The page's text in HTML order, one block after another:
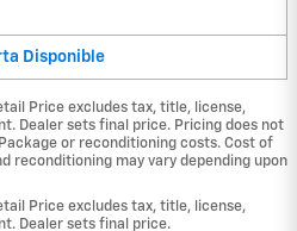
Disponible
Price excludes tax, title, license,
Dealer sets final price. Pricing does not
or reconditioning costs. Cost of
reconditioning may vary depending upon
Price excludes tax, title, license,
Dealer sets final price.